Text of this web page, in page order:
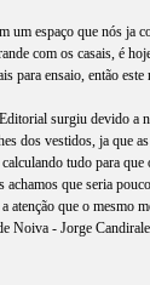
um espaço que nós ja
com os casais, é
para ensaio, então
surgiu devido a
dos vestidos, ja que
tudo para
achamos que seria
atenção que o mesmo
Noiva - Jorge